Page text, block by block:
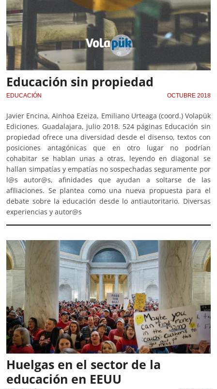
Educación sin propiedad
EDUCACIÓN OCTUBRE 2018
Javier Encina, Ainhoa Ezeiza, Emiliano Urteaga (coord.) Volapük
Ediciones. Guadalajara, julio 2018. 524 páginas Educación sin
propiedad ofrece una diversidad desde el disenso, textos con
posiciones antagónicas que en otro lugar no podrían
cohabitar se hablan unas a otras, leyendo en diagonal se
hallan simpatías y empatías no sospechadas seguramente por
l@s autor@s, afinidades que ayudan a soltarse de las
afiliaciones. Se plantea como una nueva propuesta para el
debate sobre la educación desde lo antiautoritario. Diversas
experiencias y autor@s
Huelgas en el sector de la
educación en EEUU